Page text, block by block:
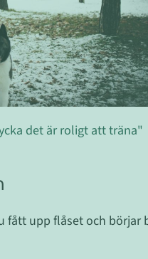
det är roligt att träna"
fått upp flåset och börjar